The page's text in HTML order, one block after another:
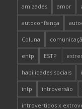
amizades amor
autoconfiança
Coluna
entp ESTP
habilidades sociais
intp introversão
introvertidos x